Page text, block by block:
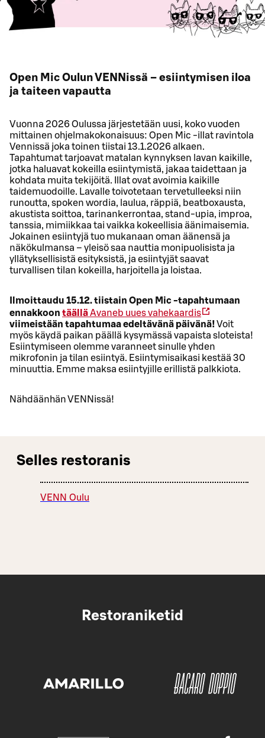
Open Mic Oulun VENNissä – esiintymisen iloa
ja taiteen vapautta
Vuonna 2026 Oulussa järjestetään uusi, koko vuoden
mittainen ohjelmakokonaisuus: Open Mic -illat ravintola
Vennissä joka toinen tiistai 13.1.2026 alkaen.
Tapahtumat tarjoavat matalan kynnyksen lavan kaikille,
jotka haluavat kokeilla esiintymistä, jakaa taidettaan ja
kohdata muita tekijöitä. Illat ovat avoimia kaikille
taidemuodoille. Lavalle toivotetaan tervetulleeksi niin
runoutta, spoken wordia, laulua, räppiä, beatboxausta,
akustista soittoa, tarinankerrontaa, stand-upia, improa,
tanssia, mimiikkaa tai vaikka kokeellisia äänimaisemia.
Jokainen esiintyjä tuo mukanaan oman äänensä ja
näkökulmansa – yleisö saa nauttia monipuolisista ja
yllätyksellisistä esityksistä, ja esiintyjät saavat
turvallisen tilan kokeilla, harjoitella ja loistaa.
Ilmoittaudu 15.12. tiistain Open Mic -tapahtumaan
ennakkoon täälläAvaneb uues vahekaardis
viimeistään tapahtumaa edeltävänä päivänä!Voit
myös käydä paikan päällä kysymässä vapaista sloteista!
Esiintymiseen olemme varanneet sinulle yhden
mikrofonin ja tilan esiintyä. Esiintymisaikasi kestää 30
minuuttia. Emme maksa esiintyjille erillistä palkkiota.
Nähdäänhän VENNissä!
Selles restoranis
VENN Oulu
Restoraniketid